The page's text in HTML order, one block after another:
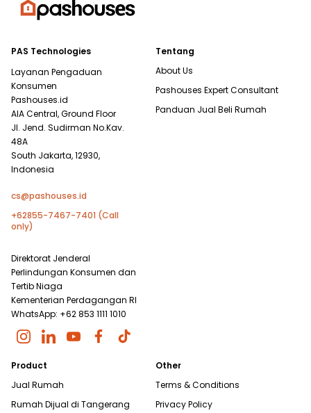
PAS Technologies
Layanan Pengaduan
Konsumen
Pashouses.id
AIA Central, Ground Floor
Jl. Jend. Sudirman No.Kav.
48A
South Jakarta, 12930,
Indonesia
cs@pashouses.id
+62855-7467-7401 (Call
only)
Direktorat Jenderal
Perlindungan Konsumen dan
Tertib Niaga
Kementerian Perdagangan RI
WhatsApp: +62 853 1111 1010
Tentang
About Us
Pashouses Expert Consultant
Panduan Jual Beli Rumah
Product
Jual Rumah
Rumah Dijual di Tangerang
Other
Terms & Conditions
Privacy Policy